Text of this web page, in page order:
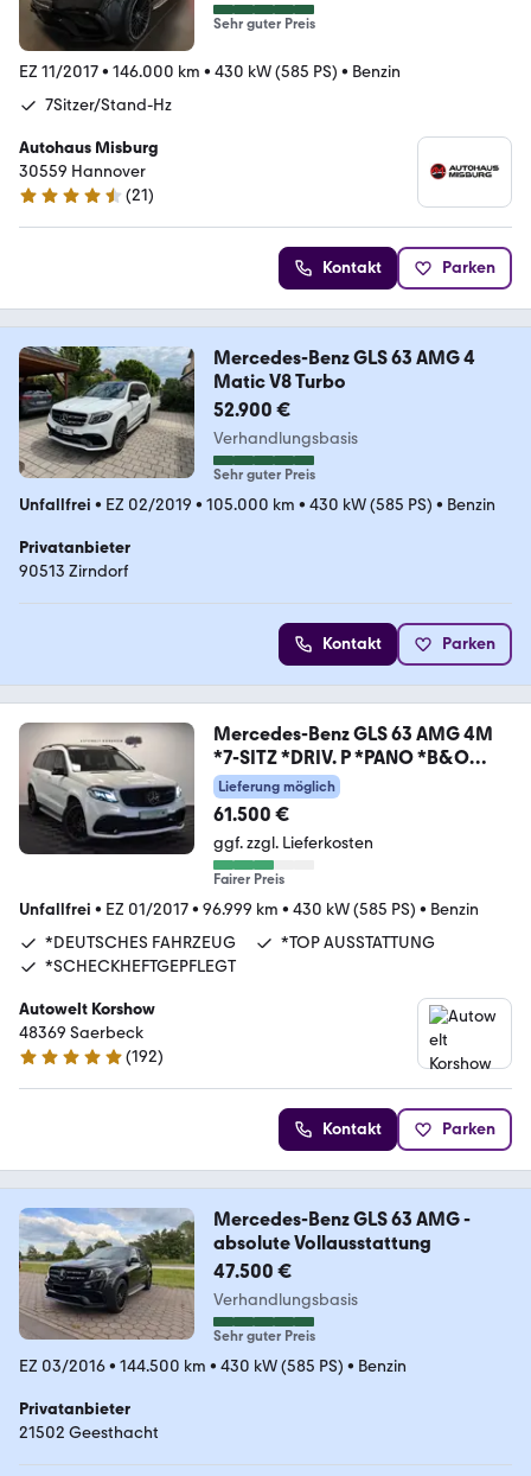
Sehr guter Preis
EZ 11/2017• 146.000 km • 430 kW (585 PS) • Benzin
7Sitzer/Stand-Hz
Autohaus Misburg
30559 Hannover
4.6 Sterne
(21)
Kontakt Parken
Mercedes-Benz GLS 63 AMG 4
Matic V8 Turbo
52.900 €
Verhandlungsbasis
Sehr guter Preis
Unfallfrei • EZ 02/2019 • 105.000 km • 430 kW (585 PS) • Benzin
Privatanbieter
90513 Zirndorf
Kontakt Parken
Mercedes-Benz GLS 63 AMG 4M
*7-SITZ *DRIV. P *PANO *B&O
*AHK
Lieferung möglich
61.500 €
ggf. zzgl. Lieferkosten
Fairer Preis
Unfallfrei • EZ 01/2017• 96.999 km • 430 kW (585 PS) • Benzin
*DEUTSCHES FAHRZEUG
*TOP AUSSTATTUNG
*SCHECKHEFTGEPFLEGT
Autowelt Korshow
48369 Saerbeck
4.9 Sterne
(192)
Kontakt Parken
Mercedes-Benz GLS 63 AMG -
absolute Vollausstattung
47.500 €
Verhandlungsbasis
Sehr guter Preis
EZ 03/2016• 144.500 km • 430 kW (585 PS) • Benzin
Privatanbieter
21502 Geesthacht